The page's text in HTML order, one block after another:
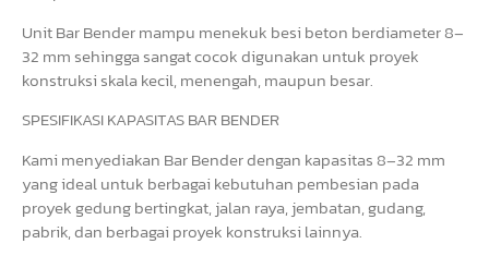
Unit Bar Bender mampu menekuk besi beton berdiameter 8–
32 mm sehingga sangat cocok digunakan untuk proyek
konstruksi skala kecil, menengah, maupun besar.
SPESIFIKASI KAPASITAS BAR BENDER
Kami menyediakan Bar Bender dengan kapasitas 8–32 mm
yang ideal untuk berbagai kebutuhan pembesian pada
proyek gedung bertingkat, jalan raya, jembatan, gudang,
pabrik, dan berbagai proyek konstruksi lainnya.